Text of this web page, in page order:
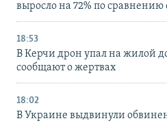
выросло на 72% по
18:53
В Керчи дрон упал на жилой
сообщают о жертвах
18:02
В Украине выдвинули